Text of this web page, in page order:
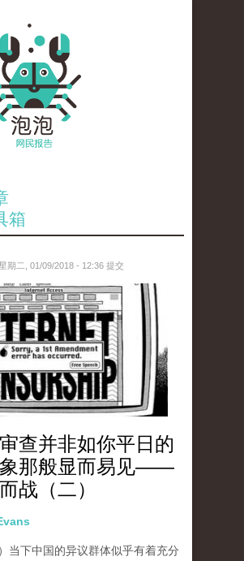
箱
期二, 01/09/2018 - 12:36 提交
查并非如你平日的
那般显而易见——
战（二）
当下中国的异议群体似乎有着充分